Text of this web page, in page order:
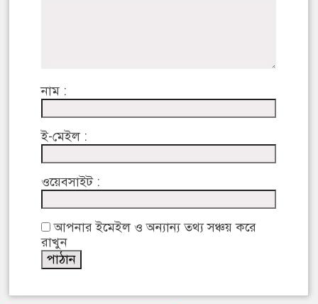
নাম :
ই-মেইল :
ওয়েবসাইট :
আপনার ইমেইল ও অন্যান্য তথ্য সঞ্চয় করে
রাখুন